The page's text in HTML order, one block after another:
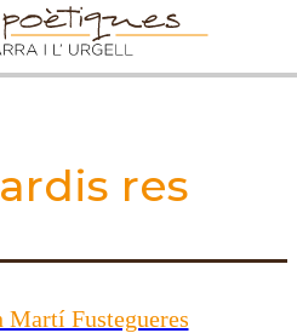
res
Martí Fustegueres